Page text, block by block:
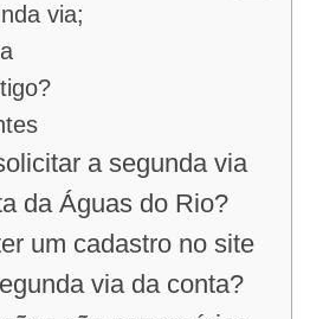
via;
a segunda via
da Águas do Rio?
um cadastro no site
via da conta?